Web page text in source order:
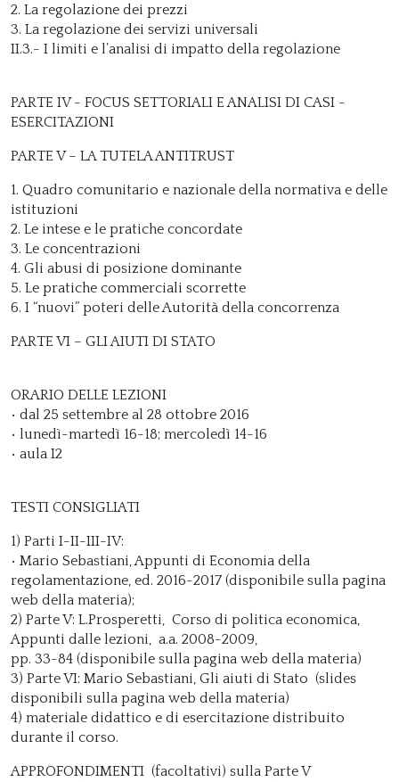
2. La regolazione dei prezzi
3. La regolazione dei servizi universali
II.3.- I limiti e l’analisi di impatto della regolazione
PARTE IV - FOCUS SETTORIALI E ANALISI DI CASI -
ESERCITAZIONI
PARTE V – LA TUTELA ANTITRUST
1. Quadro comunitario e nazionale della normativa e delle
istituzioni
2. Le intese e le pratiche concordate
3. Le concentrazioni
4. Gli abusi di posizione dominante
5. Le pratiche commerciali scorrette
6. I “nuovi” poteri delle Autorità della concorrenza
PARTE VI – GLI AIUTI DI STATO
ORARIO DELLE LEZIONI
• dal 25 settembre al 28 ottobre 2016
• lunedì-martedì 16-18; mercoledì 14-16
• aula I2
TESTI CONSIGLIATI
1) Parti I-II-III-IV:
• Mario Sebastiani, Appunti di Economia della
regolamentazione, ed. 2016-2017 (disponibile sulla pagina
web della materia);
2) Parte V: L.Prosperetti, Corso di politica economica,
Appunti dalle lezioni, a.a. 2008-2009,
pp. 33-84 (disponibile sulla pagina web della materia)
3) Parte VI: Mario Sebastiani, Gli aiuti di Stato (slides
disponibili sulla pagina web della materia)
4) materiale didattico e di esercitazione distribuito
durante il corso.
APPROFONDIMENTI (facoltativi) sulla Parte V